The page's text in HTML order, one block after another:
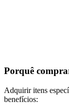
Porquê
Adquirir itens
benefícios: